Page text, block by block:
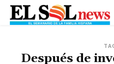
Después de